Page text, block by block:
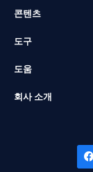
콘텐츠
도구
도움
회사 소개